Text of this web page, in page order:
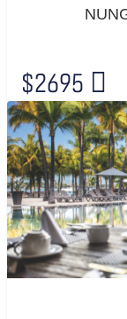
$2695